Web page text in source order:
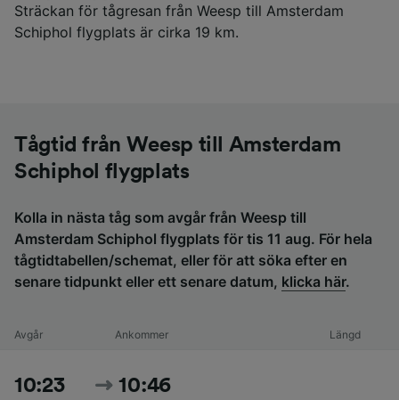
Sträckan för tågresan från Weesp till Amsterdam
Schiphol flygplats är cirka 19 km.
Tågtid från Weesp till Amsterdam
Schiphol flygplats
Kolla in nästa tåg som avgår från Weesp till
Amsterdam Schiphol flygplats för tis 11 aug. För hela
tågtidtabellen/schemat, eller för att söka efter en
senare tidpunkt eller ett senare datum, klicka här.
Avgår Ankommer Längd
10:23 10:46